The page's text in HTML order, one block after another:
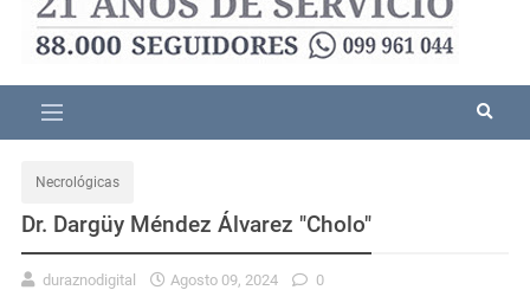
Necrológicas
Dr. Dargüy Méndez Álvarez "Cholo"
duraznodigital Agosto 09, 2024 0